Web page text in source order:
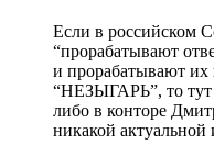
Если в российском
“прорабатывают
и прорабатывают
“НЕЗЫГАРЬ”, то тут
либо в конторе
никакой